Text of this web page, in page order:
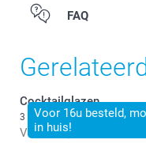
FAQ
Voor 16u besteld,
in huis!
Cocktailglazen
3 varianten
Vanaf 14,99